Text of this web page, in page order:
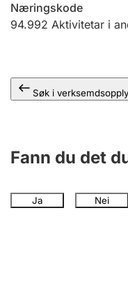
Andre tema
Næringskode
94.992 Aktivitetar i
Søk i
Fann du det
Ja Nei